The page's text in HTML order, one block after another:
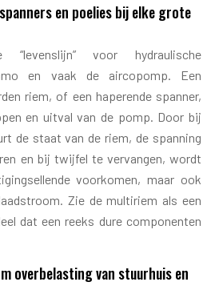
en poelies bij elke grote
voor hydraulische
en vaak de aircopomp. Een
riem, of een haperende spanner,
en uitval van de pomp. Door bij
de staat van de riem, de spanning
en bij twijfel te vervangen, wordt
voorkomen, maar ook
Zie de multiriem als een
dat een reeks dure componenten
overbelasting van stuurhuis en